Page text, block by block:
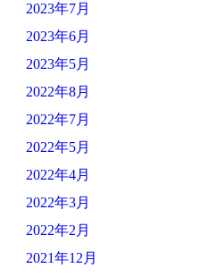
2023年7月
2023年6月
2023年5月
2022年8月
2022年7月
2022年5月
2022年4月
2022年3月
2022年2月
2021年12月